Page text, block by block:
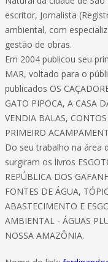
escritor, Jornalista
ambiental, com
gestão de obras.
Em 2004 publicou seu
MAR, voltado para o
publicados OS
GATO PIPOCA, A CASA
VENDIA BALAS,
PRIMEIRO
Do seu trabalho na área
surgiram os livros
REPÚBLICA DOS
FONTES DE ÁGUA,
ABASTECIMENTO E
AMBIENTAL - ÁGUAS
NOSSA AMAZÔNIA.